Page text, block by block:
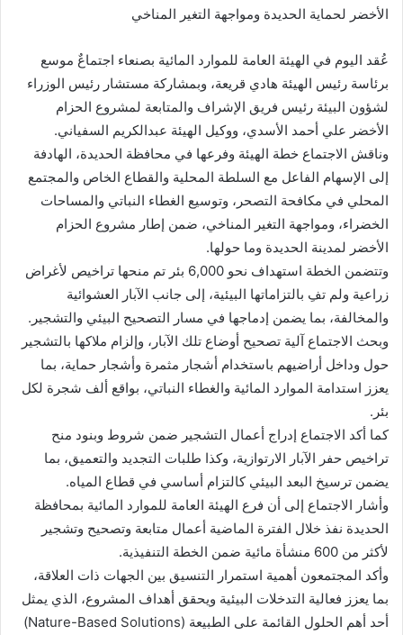
الأخضر لحماية الحديدة ومواجهة التغير المناخي
عُقد اليوم في الهيئة العامة للموارد المائية بصنعاء اجتماعٌ موسع
برئاسة رئيس الهيئة هادي قريعة، وبمشاركة مستشار رئيس الوزراء
لشؤون البيئة رئيس فريق الإشراف والمتابعة لمشروع الحزام
الأخضر علي أحمد الأسدي، ووكيل الهيئة عبدالكريم السفياني.
وناقش الاجتماع خطة الهيئة وفرعها في محافظة الحديدة، الهادفة
إلى الإسهام الفاعل مع السلطة المحلية والقطاع الخاص والمجتمع
المحلي في مكافحة التصحر، وتوسيع الغطاء النباتي والمساحات
الخضراء، ومواجهة التغير المناخي، ضمن إطار مشروع الحزام
الأخضر لمدينة الحديدة وما حولها.
وتتضمن الخطة استهداف نحو 6,000 بئر تم منحها تراخيص لأغراض
زراعية ولم تفِ بالتزاماتها البيئية، إلى جانب الآبار العشوائية
والمخالفة، بما يضمن إدماجها في مسار التصحيح البيئي والتشجير.
وبحث الاجتماع آلية تصحيح أوضاع تلك الآبار، وإلزام ملاكها بالتشجير
حول وداخل أراضيهم باستخدام أشجار مثمرة وأشجار حماية، بما
يعزز استدامة الموارد المائية والغطاء النباتي، بواقع ألف شجرة لكل
بئر.
كما أكد الاجتماع إدراج أعمال التشجير ضمن شروط وبنود منح
تراخيص حفر الآبار الارتوازية، وكذا طلبات التجديد والتعميق، بما
يضمن ترسيخ البعد البيئي كالتزام أساسي في قطاع المياه.
وأشار الاجتماع إلى أن فرع الهيئة العامة للموارد المائية بمحافظة
الحديدة نفذ خلال الفترة الماضية أعمال متابعة وتصحيح وتشجير
لأكثر من 600 منشأة مائية ضمن الخطة التنفيذية.
وأكد المجتمعون أهمية استمرار التنسيق بين الجهات ذات العلاقة،
بما يعزز فعالية التدخلات البيئية ويحقق أهداف المشروع، الذي يمثل
أحد أهم الحلول القائمة على الطبيعة (Nature-Based Solutions)